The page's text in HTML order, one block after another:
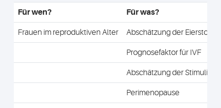
Für wen? Für was?
Frauen im reproduktiven Alter Abschätzung der
Prognosefaktor für IVF
Abschätzung der
Perimenopause